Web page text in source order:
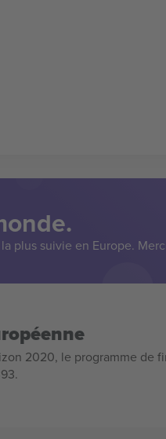
plus suivie en Europe.
2020, le programme de